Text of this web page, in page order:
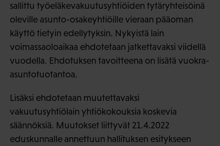
sallittu työeläkevakuutusyhtiöiden tytäryhteisöinä
oleville asunto-osakeyhtiöille vieraan pääoman
käyttö tietyin edellytyksin. Nykyistä lain
voimassaoloaikaa ehdotetaan jatkettavaksi viidellä
vuodella. Ehdotuksen tavoitteena on lisätä vuokra-
asuntotuotantoa.
Lisäksi ehdotetaan muutettavaksi
vakuutusyhtiölain yhtiökokouksia koskevia
säännöksiä. Muutokset liittyvät 21.4.2022
eduskunnalle annettuun hallituksen esitykseen